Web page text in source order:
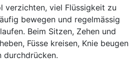
verzichten, viel Flüssigkeit zu
bewegen und regelmässig
Beim Sitzen, Zehen und
Füsse kreisen, Knie beugen
durchdrücken.